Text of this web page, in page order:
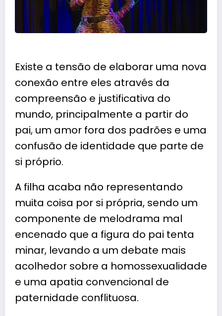
Existe a tensão de elaborar uma nova
conexão entre eles através da
compreensão e justificativa do
mundo, principalmente a partir do
pai, um amor fora dos padrões e uma
confusão de identidade que parte de
si próprio.
A filha acaba não representando
muita coisa por si própria, sendo um
componente de melodrama mal
encenado que a figura do pai tenta
minar, levando a um debate mais
acolhedor sobre a homossexualidade
e uma apatia convencional de
paternidade conflituosa.